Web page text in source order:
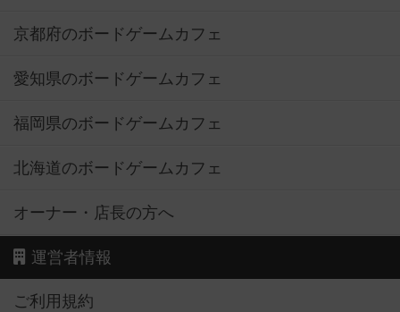
京都府のボードゲームカフェ
愛知県のボードゲームカフェ
福岡県のボードゲームカフェ
北海道のボードゲームカフェ
オーナー・店長の方へ
運営者情報
ご利用規約